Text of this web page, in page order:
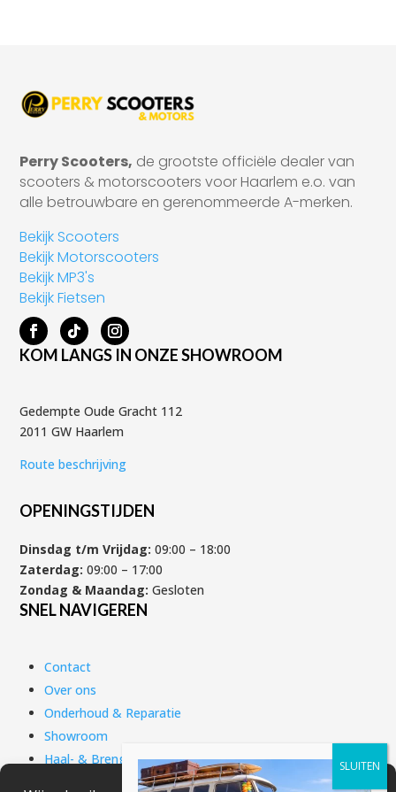
Perry Scooters, de grootste officiële dealer van
scooters & motorscooters voor Haarlem e.o. van
alle betrouwbare en gerenommeerde A-merken.
Bekijk Scooters
Bekijk Motorscooters
Bekijk MP3's
Bekijk Fietsen
KOM LANGS IN ONZE SHOWROOM
Gedempte Oude Gracht 112
2011 GW Haarlem
Route beschrijving
OPENINGSTIJDEN
Dinsdag t/m Vrijdag: 09:00 – 18:00
Zaterdag: 09:00 – 17:00
Zondag & Maandag: Gesloten
SNEL NAVIGEREN
Contact
Over ons
Onderhoud & Reparatie
Showroom
Haal- & Brengservice
Scooter verzekering